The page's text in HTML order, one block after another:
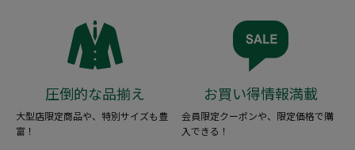
圧倒的な品揃え
大型店限定商品や、特別サイズも豊
富！
お買い得情報満載
会員限定クーポンや、限定価格で購
入できる！